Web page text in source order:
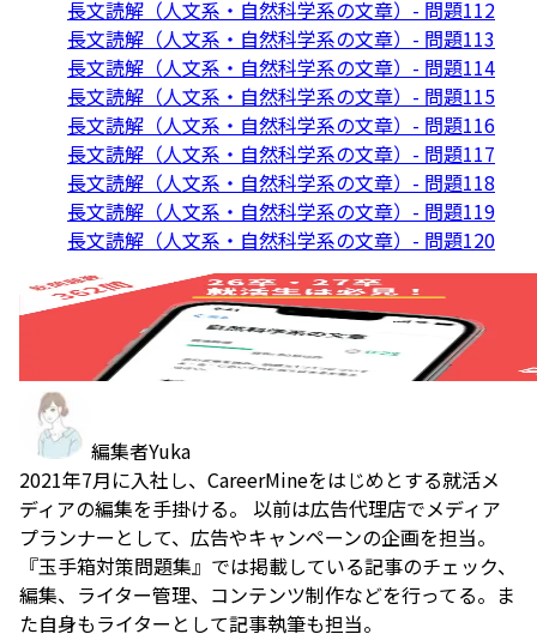
長文読解（人文系・自然科学系の文章）- 問題112
長文読解（人文系・自然科学系の文章）- 問題113
長文読解（人文系・自然科学系の文章）- 問題114
長文読解（人文系・自然科学系の文章）- 問題115
長文読解（人文系・自然科学系の文章）- 問題116
長文読解（人文系・自然科学系の文章）- 問題117
長文読解（人文系・自然科学系の文章）- 問題118
長文読解（人文系・自然科学系の文章）- 問題119
長文読解（人文系・自然科学系の文章）- 問題120
編集者Yuka
2021年7月に入社し、CareerMineをはじめとする就活メ
ディアの編集を手掛ける。 以前は広告代理店でメディア
プランナーとして、広告やキャンペーンの企画を担当。
『玉手箱対策問題集』では掲載している記事のチェック、
編集、ライター管理、コンテンツ制作などを行ってる。ま
た自身もライターとして記事執筆も担当。